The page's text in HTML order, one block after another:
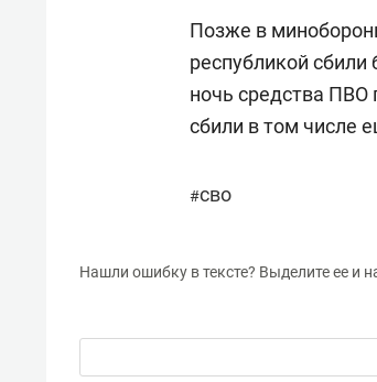
Позже в
республикой сбили
ночь средства ПВО
сбили в том числе
#сво
Нашли ошибку в тексте? Выделите ее и